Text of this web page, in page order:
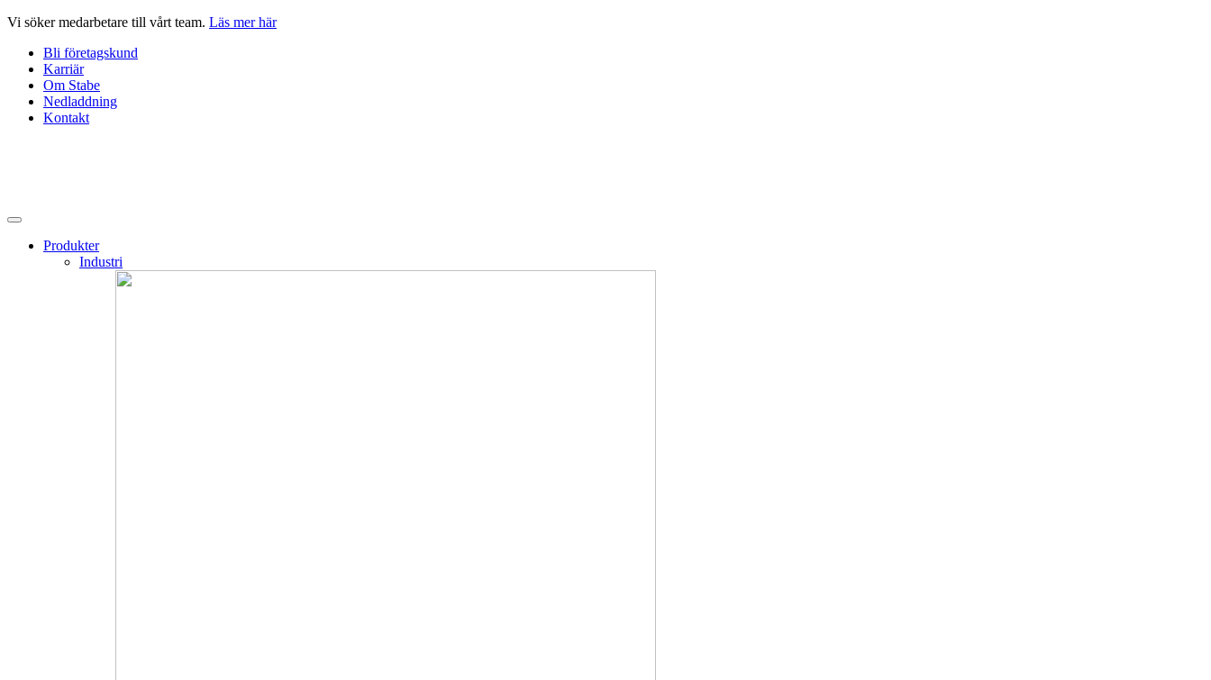
Hoppa
innehåll
Vi söker medarbetare till vårt team. Läs mer här
Bli företagskund
Karriär
Om Stabe
Nedladdning
Kontakt
Produkter
Industri